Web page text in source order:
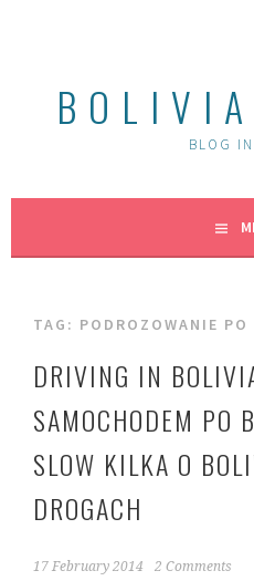
B O L I V I
BLOG
TAG: PODROZOWANIE
DRIVING IN
SAMOCHODEM PO
SLOW KILKA O
DROGACH
17 February 2014 2 Comments